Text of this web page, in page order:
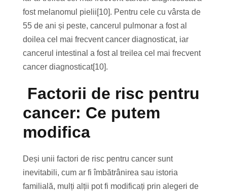
fost melanomul pielii[10]. Pentru cele cu vârsta de
55 de ani și peste, cancerul pulmonar a fost al
doilea cel mai frecvent cancer diagnosticat, iar
cancerul intestinal a fost al treilea cel mai frecvent
cancer diagnosticat[10].
Factorii de risc pentru
cancer: Ce putem
modifica
Deși unii factori de risc pentru cancer sunt
inevitabili, cum ar fi îmbătrânirea sau istoria
familială, mulți alții pot fi modificați prin alegeri de